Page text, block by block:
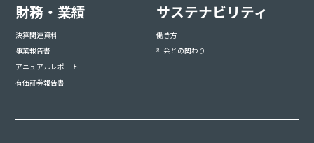
財務・業績
決算関連資料
事業報告書
アニュアルレポート
有価証券報告書
サステナビリティ
働き方
社会との関わり